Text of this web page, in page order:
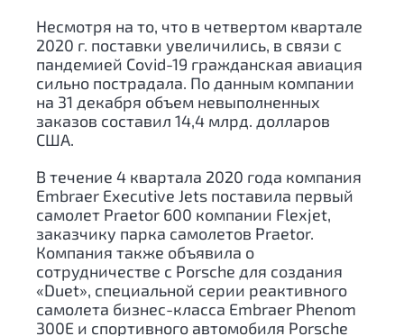
Несмотря на то, что в четвертом квартале
2020 г. поставки увеличились, в связи с
пандемией Covid-19 гражданская авиация
сильно пострадала. По данным компании
на 31 декабря объем невыполненных
заказов составил 14,4 млрд. долларов
США.
В течение 4 квартала 2020 года компания
Embraer Executive Jets поставила первый
самолет Praetor 600 компании Flexjet,
заказчику парка самолетов Praetor.
Компания также объявила о
сотрудничестве с Porsche для создания
«Duet», специальной серии реактивного
самолета бизнес-класса Embraer Phenom
300E и спортивного автомобиля Porsche